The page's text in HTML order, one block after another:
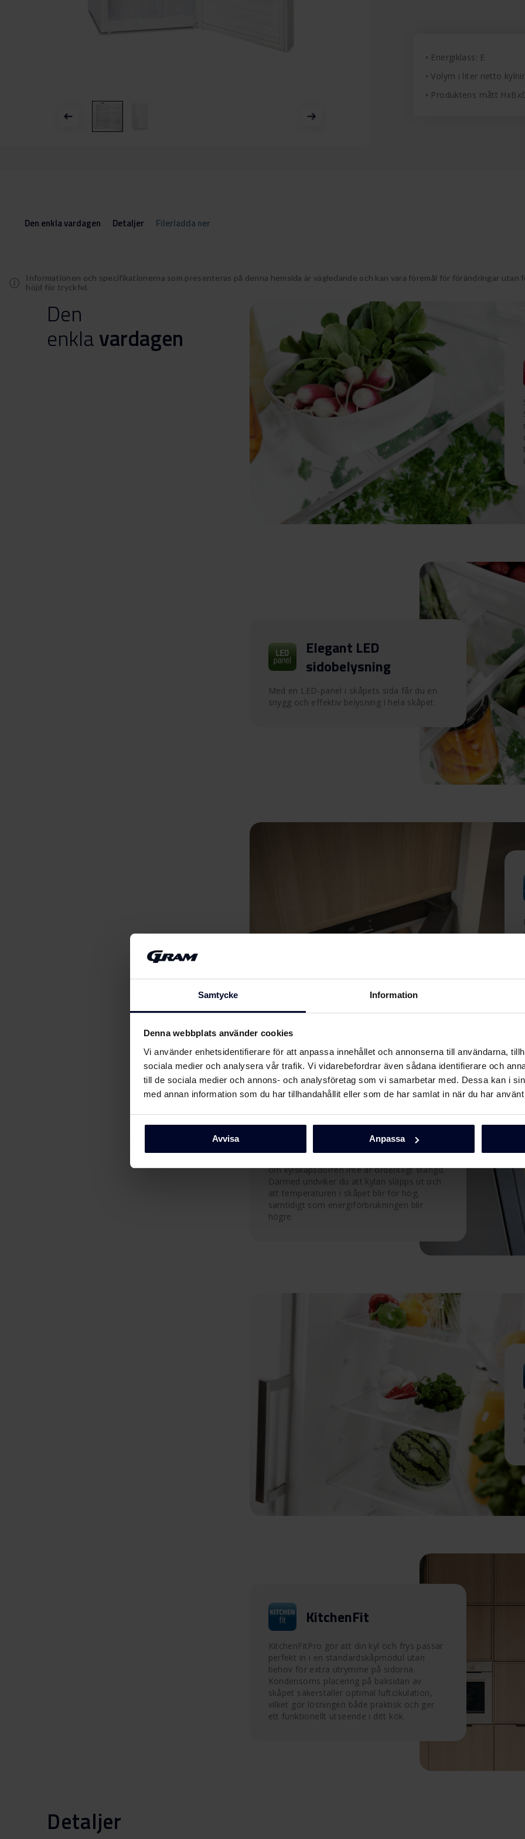
Samtycke Information
Denna webbplats använder cookies
Vi använder enhetsidentifierare för att anpassa innehållet och annonserna till användarna,
sociala medier och analysera vår trafik. Vi vidarebefordrar även sådana identifierare och
till de sociala medier och annons- och analysföretag som vi samarbetar med. Dessa kan i
med annan information som du har tillhandahållit eller som de har samlat in när du har
Avvisa Anpassa
Energiklass: E
Volym i liter netto
Produktens mått
Den enkla vardagen Detaljer Filerladda ner
Informationen och specifikationerna som presenteras på denna hemsida är vägledande och kan vara föremål för förändringar
höjd för tryckfel.
Den
enklavardagen
Elegant LED
sidobelysning
Med en LED-panel i skåpets sida får du en
snygg och effektiv belysning i hela skåpet.
Larm för öppen dörr
om kylskåpsdörren inte är ordentligt stängd.
Därmed undviker du att kylan släpps ut och
att temperaturen i skåpet blir för hög,
samtidigt som energiförbrukningen blir
högre.
KitchenFit
KitchenFitPro gör att din kyl och frys passar
perfekt in i en standardskåpmodul utan
behov för extra utrymme på sidorna.
Kondensorns placering på baksidan av
skåpet säkerställer optimal luftcikulation,
vilket gör lösningen både praktisk och ger
ett funktionellt utseende i ditt kök.
Detaljer